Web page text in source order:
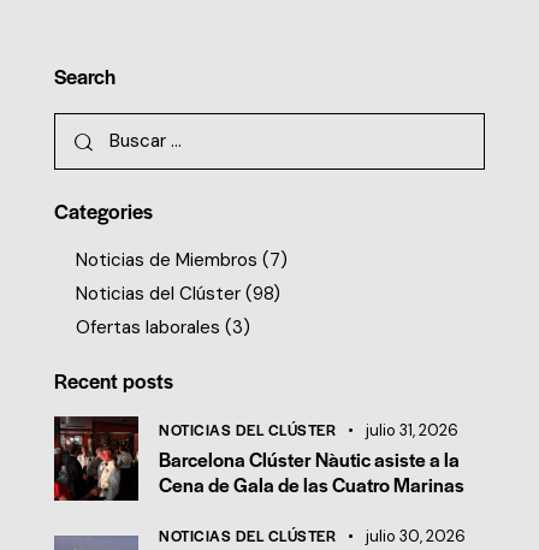
Search
Categories
Noticias de Miembros (7)
Noticias del Clúster (98)
Ofertas laborales (3)
Recent posts
NOTICIAS DEL CLÚSTER julio 31, 2026
Barcelona Clúster Nàutic asiste a la
Cena de Gala de las Cuatro Marinas
NOTICIAS DEL CLÚSTER julio 30, 2026